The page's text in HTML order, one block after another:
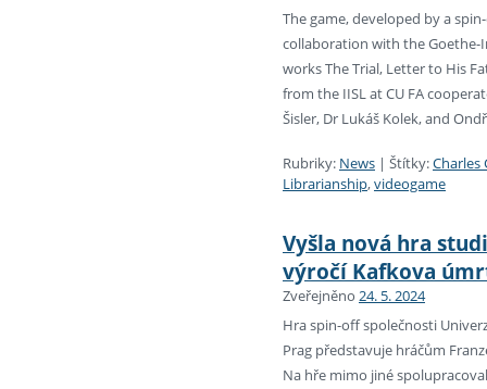
The game, developed by a
collaboration with the Goethe-
works The Trial, Letter to His
from the IISL at CU FA
Šisler, Dr Lukáš Kolek, and
Rubriky: News | Štítky:Charles
Librarianship,videogame
Vyšla nová hra
výročí Kafkova
Zveřejněno 24. 5. 2024
Hra spin-off společnosti
Prag představuje hráčům
Na hře mimo jiné